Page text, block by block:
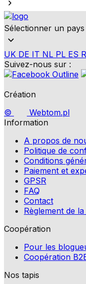
Sélectionner un pays
UK DE IT NL PL ES
Suivez-nous sur :
Création
©
Webtom.pl
Information
A propos de
Politique de
Conditions
Paiement et
GPSR
FAQ
Contact
Règlement de
Coopération
Pour les
Coopération
Nos tapis